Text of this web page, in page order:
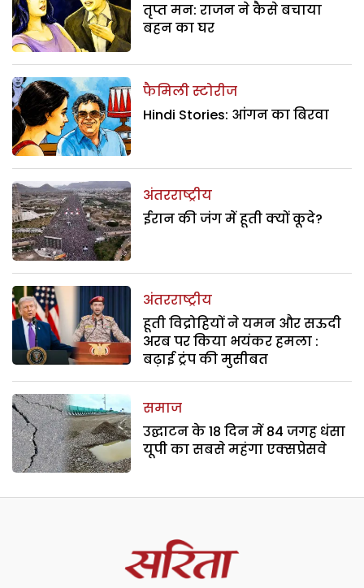
तृप्त मन: राजन ने कैसे बचाया
बहन का घर
फैमिली स्टोरीज
Hindi Stories: आंगन का बिरवा
अंतरराष्ट्रीय
ईरान की जंग में हूती क्यों कूदे?
अंतरराष्ट्रीय
हूती विद्रोहियों ने यमन और सऊदी
अरब पर किया भयंकर हमला :
बढ़ाई ट्रंप की मुसीबत
समाज
उद्घाटन के 18 दिन में 84 जगह धंसा
यूपी का सबसे महंगा एक्सप्रेसवे